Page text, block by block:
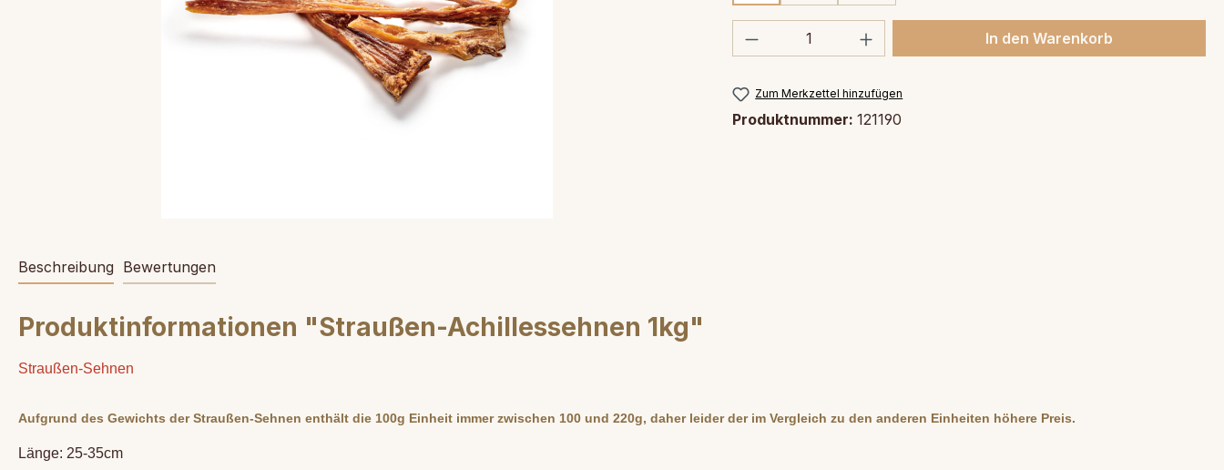
Produkt Anzahl: Gib den gewünschten Wert
In den Warenkorb
Zum Merkzettel hinzufügen
Produktnummer: 121190
Beschreibung Bewertungen
Produktinformationen "Straußen-Achillessehnen 1kg"
Straußen-Sehnen
Aufgrund des Gewichts der Straußen-Sehnen enthält die 100g Einheit immer zwischen 100 und 220g, daher leider der im Vergleich zu den anderen Einheiten höhere Preis.
Länge: 25-35cm